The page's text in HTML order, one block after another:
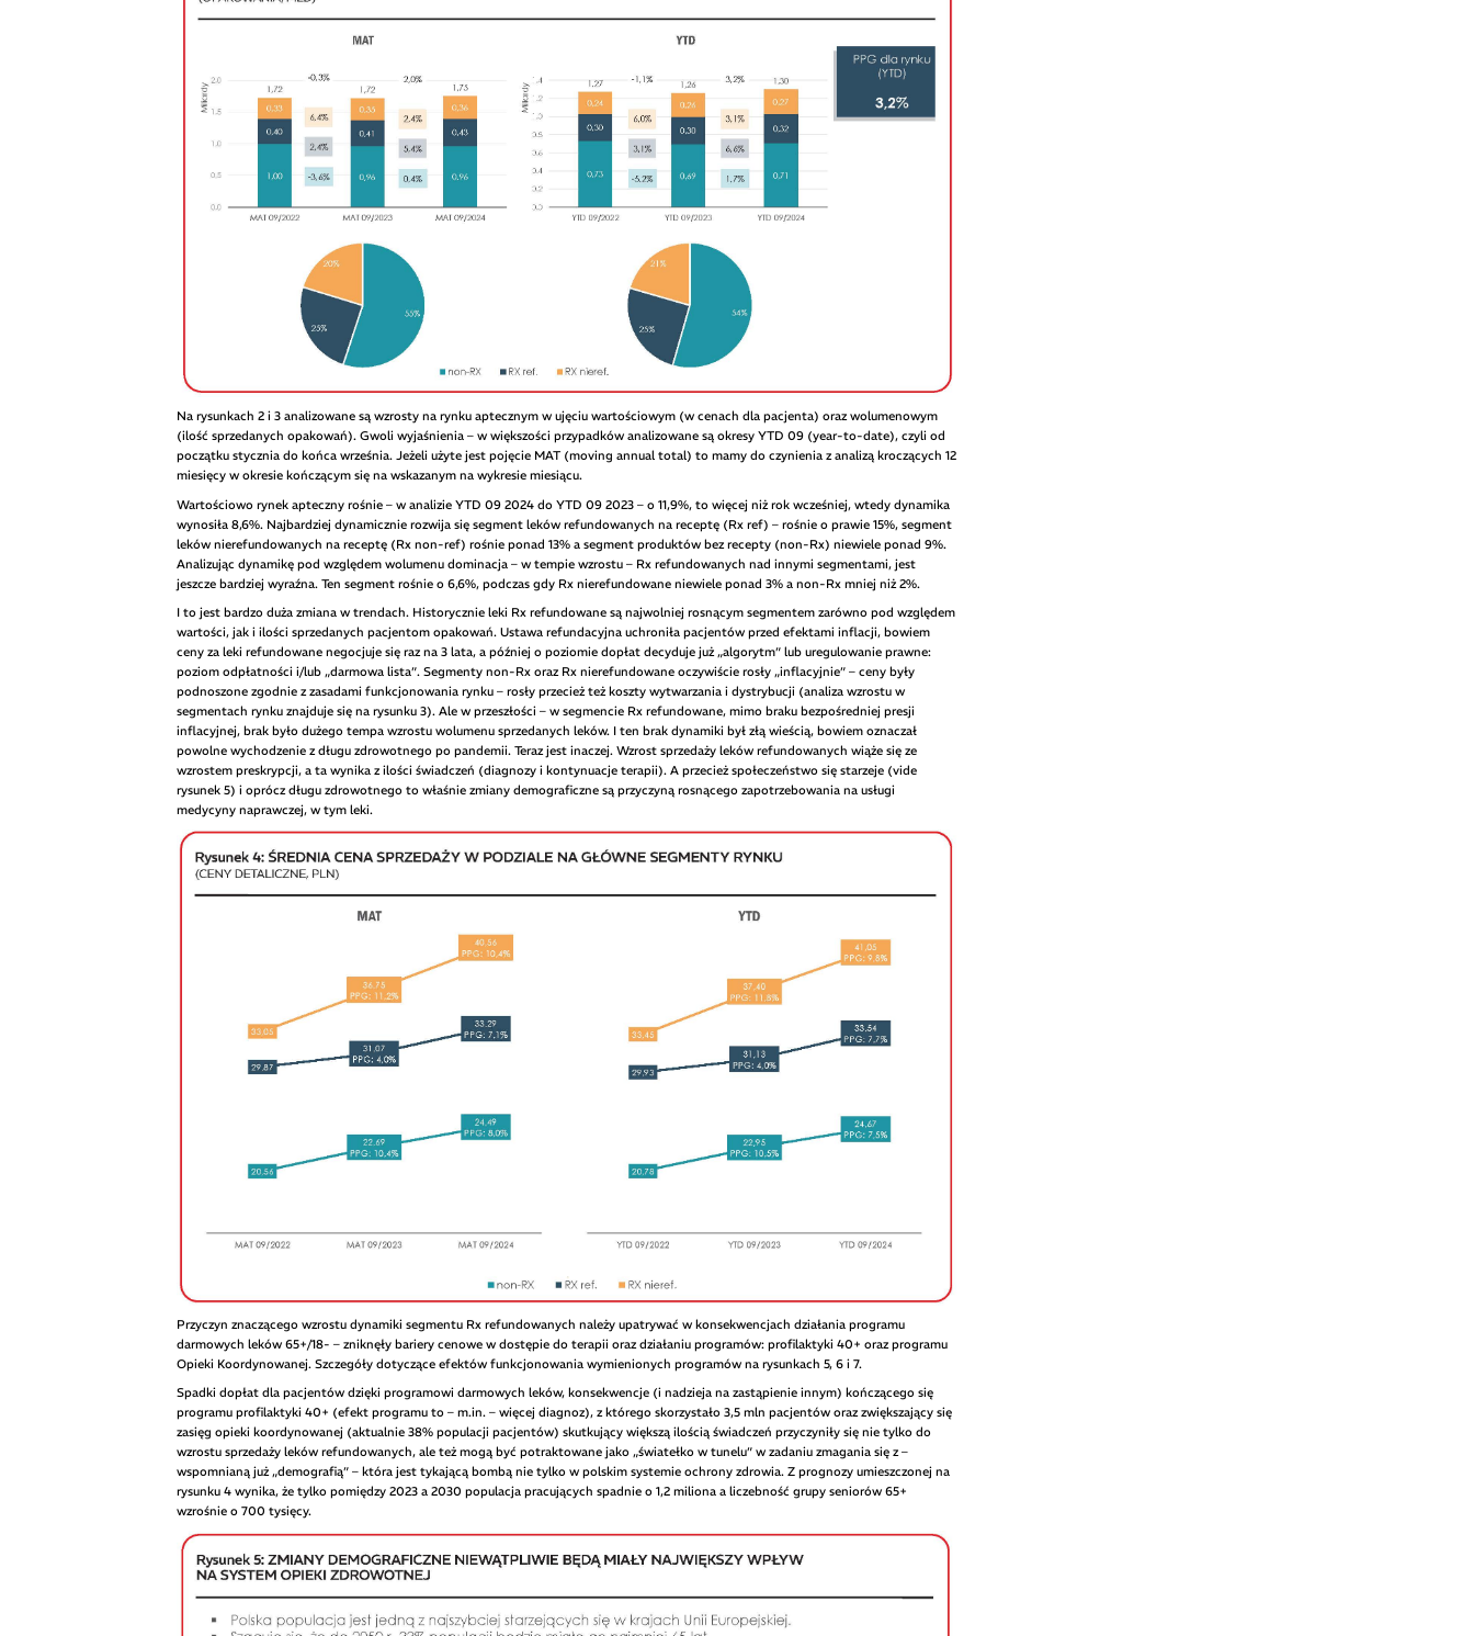
Na rysunkach 2 i 3 analizowane są wzrosty na rynku aptecznym w ujęciu wartościowym (w cenach dla pacjenta) oraz wolumenowym
(ilość sprzedanych opakowań). Gwoli wyjaśnienia – w większości przypadków analizowane są okresy YTD 09 (year-to-date), czyli od
początku stycznia do końca września. Jeżeli użyte jest pojęcie MAT (moving annual total) to mamy do czynienia z analizą kroczących 12
miesięcy w okresie kończącym się na wskazanym na wykresie miesiącu.
Wartościowo rynek apteczny rośnie – w analizie YTD 09 2024 do YTD 09 2023 – o 11,9%, to więcej niż rok wcześniej, wtedy dynamika
wynosiła 8,6%. Najbardziej dynamicznie rozwija się segment leków refundowanych na receptę (Rx ref) – rośnie o prawie 15%, segment
leków nierefundowanych na receptę (Rx non-ref) rośnie ponad 13% a segment produktów bez recepty (non-Rx) niewiele ponad 9%.
Analizując dynamikę pod względem wolumenu dominacja – w tempie wzrostu – Rx refundowanych nad innymi segmentami, jest
jeszcze bardziej wyraźna. Ten segment rośnie o 6,6%, podczas gdy Rx nierefundowane niewiele ponad 3% a non-Rx mniej niż 2%.
I to jest bardzo duża zmiana w trendach. Historycznie leki Rx refundowane są najwolniej rosnącym segmentem zarówno pod względem
wartości, jak i ilości sprzedanych pacjentom opakowań. Ustawa refundacyjna uchroniła pacjentów przed efektami inflacji, bowiem
ceny za leki refundowane negocjuje się raz na 3 lata, a później o poziomie dopłat decyduje już „algorytm” lub uregulowanie prawne:
poziom odpłatności i/lub „darmowa lista”. Segmenty non-Rx oraz Rx nierefundowane oczywiście rosły „inflacyjnie” – ceny były
podnoszone zgodnie z zasadami funkcjonowania rynku – rosły przecież też koszty wytwarzania i dystrybucji (analiza wzrostu w
segmentach rynku znajduje się na rysunku 3). Ale w przeszłości – w segmencie Rx refundowane, mimo braku bezpośredniej presji
inflacyjnej, brak było dużego tempa wzrostu wolumenu sprzedanych leków. I ten brak dynamiki był złą wieścią, bowiem oznaczał
powolne wychodzenie z długu zdrowotnego po pandemii. Teraz jest inaczej. Wzrost sprzedaży leków refundowanych wiąże się ze
wzrostem preskrypcji, a ta wynika z ilości świadczeń (diagnozy i kontynuacje terapii). A przecież społeczeństwo się starzeje (vide
rysunek 5) i oprócz długu zdrowotnego to właśnie zmiany demograficzne są przyczyną rosnącego zapotrzebowania na usługi
medycyny naprawczej, w tym leki.
Przyczyn znaczącego wzrostu dynamiki segmentu Rx refundowanych należy upatrywać w konsekwencjach działania programu
darmowych leków 65+/18- – zniknęły bariery cenowe w dostępie do terapii oraz działaniu programów: profilaktyki 40+ oraz programu
Opieki Koordynowanej. Szczegóły dotyczące efektów funkcjonowania wymienionych programów na rysunkach 5, 6 i 7.
Spadki dopłat dla pacjentów dzięki programowi darmowych leków, konsekwencje (i nadzieja na zastąpienie innym) kończącego się
programu profilaktyki 40+ (efekt programu to – m.in. – więcej diagnoz), z którego skorzystało 3,5 mln pacjentów oraz zwiększający się
zasięg opieki koordynowanej (aktualnie 38% populacji pacjentów) skutkujący większą ilością świadczeń przyczyniły się nie tylko do
wzrostu sprzedaży leków refundowanych, ale też mogą być potraktowane jako „światełko w tunelu” w zadaniu zmagania się z –
wspomnianą już „demografią” – która jest tykającą bombą nie tylko w polskim systemie ochrony zdrowia. Z prognozy umieszczonej na
rysunku 4 wynika, że tylko pomiędzy 2023 a 2030 populacja pracujących spadnie o 1,2 miliona a liczebność grupy seniorów 65+
wzrośnie o 700 tysięcy.